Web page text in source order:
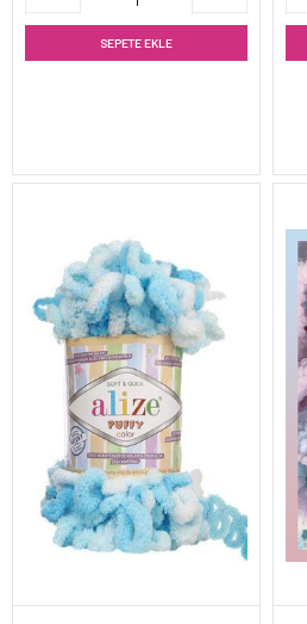
SEPETE EKLE